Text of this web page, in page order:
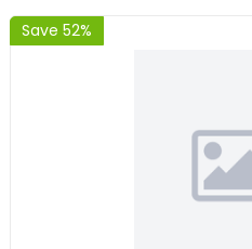
Save 52%